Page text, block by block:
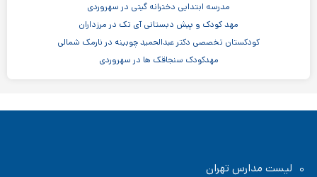
مدرسه ابتدایی دخترانه گیتی در سهروردی
مهد کودک و پیش دبستانی آی تک در مرزداران
کودکستان تخصصی دکتر عبدالحمید چوبینه در نارمک شمالی
مهدکودک سنجاقک ها در سهروردی
موسسه اندیشه کیان ابر سفید در ظفر
لیست مدارس تهران